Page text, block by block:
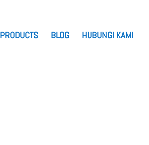
PRODUCTS BLOG HUBUNGI KAMI